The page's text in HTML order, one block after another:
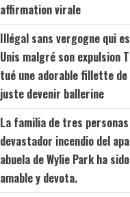
affirmation virale
Illégal sans vergogne qui
Unis malgré son expulsion
tué une adorable fillette
juste devenir ballerine
La familia de tres
devastador incendio del
abuela de Wylie Park ha
amable y devota.